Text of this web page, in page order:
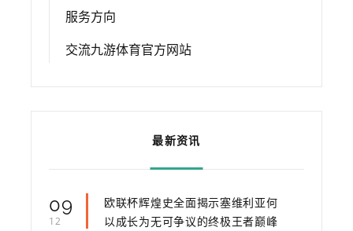
服务方向
交流九游体育官方网站
最新资讯
09
12
欧联杯辉煌史全面揭示塞维利亚何
以成长为无可争议的终极王者巅峰